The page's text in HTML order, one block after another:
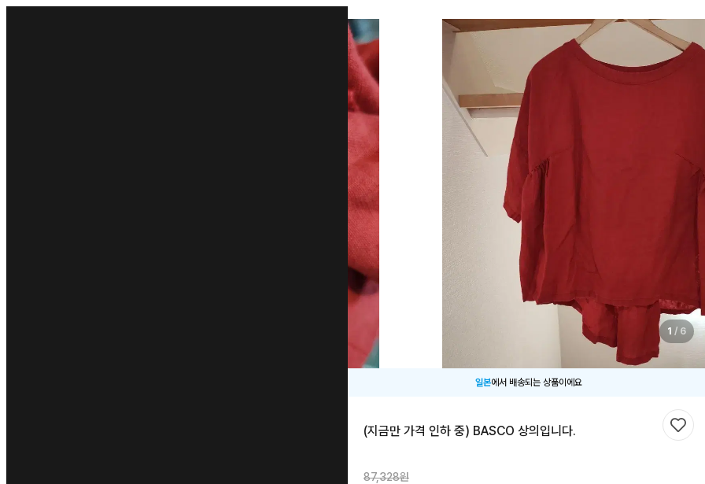
1 / 6
일본에서 배송되는 상품이에요
(지금만 가격 인하 중) BASCO 상의입니다.
87,328원
찜하